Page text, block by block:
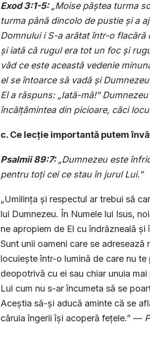
Exod 3:1-5: „Moise păștea turma
turma până dincolo de pustie și a
Domnului i S-a arătat într-o flacără
și iată că rugul era tot un foc și
văd ce este această vedenie
el se întoarce să vadă și
El a răspuns: „Iată-mă!”
încălțămintea din picioare, căci
c. Ce lecție importantă putem învă
Psalmii 89:7: „Dumnezeu este
pentru toți cei ce stau în jurul Lui.”
„Umilința și respectul ar trebui să
lui Dumnezeu. În Numele lui Isus,
ne apropiem de El cu îndrăzneală
Sunt unii oameni care se
locuiește într-o lumină de care nu
deopotrivă cu ei sau chiar unuia
Lui cum nu s-ar încumeta să se
Aceștia să-și aducă aminte că se
căruia îngerii își acoperă fețele.” —